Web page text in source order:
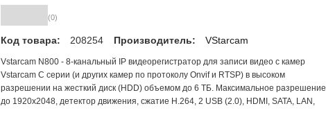
веб-интерфейс и с мобильных устройств с ОС Android или iOS.
(0)
Код товара: 208254 Производитель: VStarcam
Vstarcam N800 - 8-канальный IP видеорегистратор для записи видео с камер
Vstarcam C серии (и других камер по протоколу Onvif и RTSP) в высоком
разрешении на жесткий диск (HDD) объемом до 6 ТБ. Максимальное разрешение
до 1920x2048, детектор движения, сжатие H.264, 2 USB (2.0), HDMI, SATA, LAN,